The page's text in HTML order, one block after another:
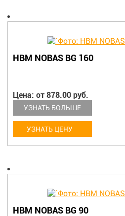
HBM NOBAS BG 160
Цена: от 878.00 руб.
УЗНАТЬ БОЛЬШЕ
УЗНАТЬ ЦЕНУ
HBM NOBAS BG 90